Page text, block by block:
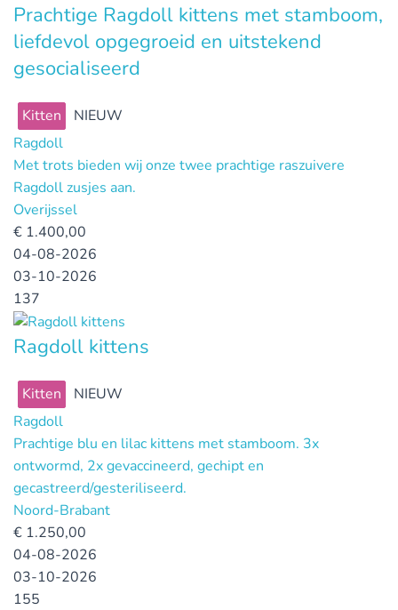
Prachtige Ragdoll kittens met stamboom,
liefdevol opgegroeid en uitstekend
gesocialiseerd
Kitten
NIEUW
Ragdoll
Met trots bieden wij onze twee prachtige raszuivere
Ragdoll zusjes aan.
Overijssel
€ 1.400,00
04-08-2026
03-10-2026
137
Ragdoll kittens
Kitten
NIEUW
Ragdoll
Prachtige blu en lilac kittens met stamboom. 3x
ontwormd, 2x gevaccineerd, gechipt en
gecastreerd/gesteriliseerd.
Noord-Brabant
€ 1.250,00
04-08-2026
03-10-2026
155